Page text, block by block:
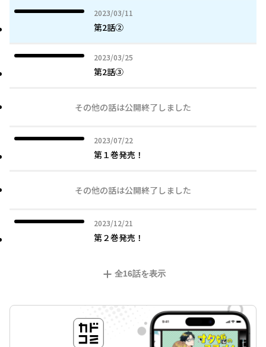
2023/03/11
2023年03月11日
第2話②
2023/03/25
2023年03月25日
第2話③
その他の話は公開終了しました
2023/07/22
2023年07月22日
第１巻発売！
その他の話は公開終了しました
2023/12/21
2023年12月21日
第２巻発売！
全16話を表示